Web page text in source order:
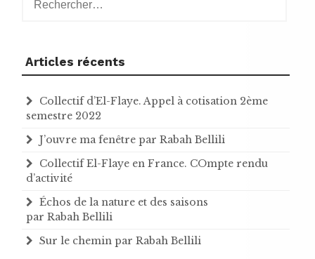
Articles récents
Collectif d’El-Flaye. Appel à cotisation 2ème
semestre 2022
J’ouvre ma fenêtre par Rabah Bellili
Collectif El-Flaye en France. COmpte rendu
d’activité
Échos de la nature et des saisons
par Rabah Bellili
Sur le chemin par Rabah Bellili